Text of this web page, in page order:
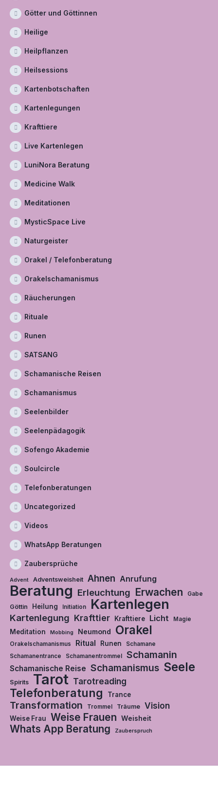
Götter und Göttinnen
Heilige
Heilpflanzen
Heilsessions
Kartenbotschaften
Kartenlegungen
Krafttiere
Live Kartenlegen
LuniNora Beratung
Medicine Walk
Meditationen
MysticSpace Live
Naturgeister
Orakel / Telefonberatung
Orakelschamanismus
Räucherungen
Rituale
Runen
SATSANG
Schamanische Reisen
Schamanismus
Seelenbilder
Seelenpädagogik
Sofengo Akademie
Soulcircle
Telefonberatungen
Uncategorized
Videos
WhatsApp Beratungen
Zaubersprüche
Advent Adventsweisheit Ahnen Anrufung
Beratung Erleuchtung Erwachen Gabe
Göttin Heilung Initiation Kartenlegen
Kartenlegung Krafttier Krafttiere Licht Magie
Meditation Mobbing Neumond Orakel
Orakelschamanismus Ritual Runen
Schamane
Schamanentrance
Schamanentrommel Schamanin
Schamanische Reise Schamanismus Seele
Spirits Tarot Tarotreading
Telefonberatung Trance
Transformation Trommel Träume Vision
Weise Frau Weise Frauen Weisheit
Whats App Beratung Zauberspruch